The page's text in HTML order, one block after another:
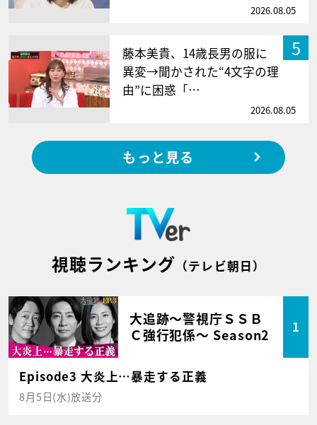
2026.08.05
5
藤本美貴、14歳長男の服に
異変→聞かされた“4文字の理
由”に困惑「…
2026.08.05
もっと見る
視聴ランキング （テレビ朝日）
大追跡～警視庁ＳＳＢ
Ｃ強行犯係～ Season2
1
Episode3 大炎上…暴走する正義
8月5日(水)放送分